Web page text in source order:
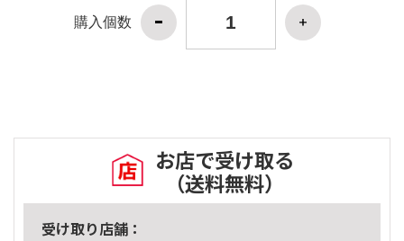
購入個数
お店で受け取る
（送料無料）
受け取り店舗：